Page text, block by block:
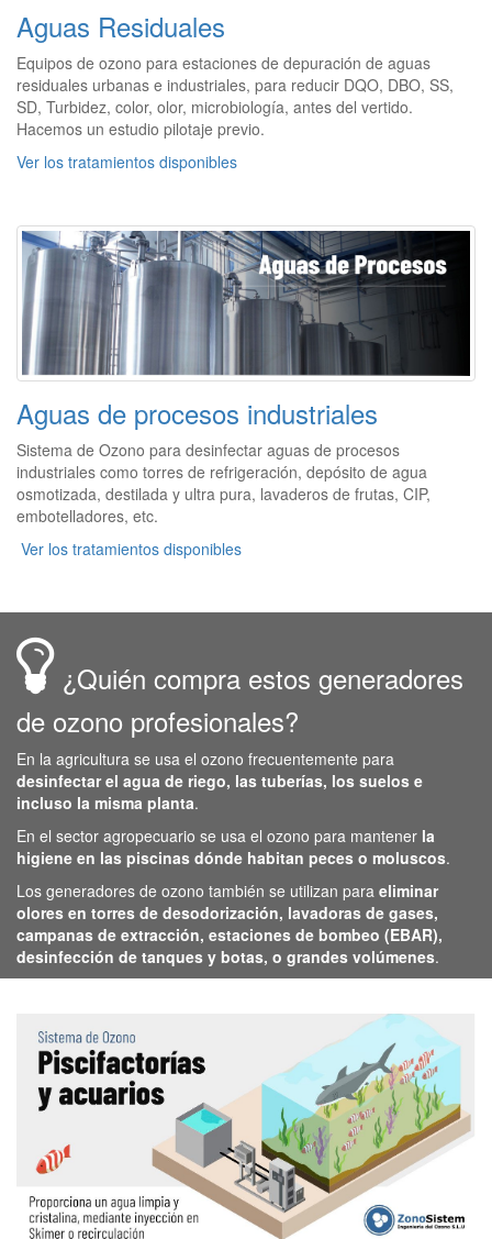
Aguas Residuales
Equipos de ozono para estaciones de depuración de aguas
residuales urbanas e industriales, para reducir DQO, DBO, SS,
SD, Turbidez, color, olor, microbiología, antes del vertido.
Hacemos un estudio pilotaje previo.
Ver los tratamientos disponibles
Aguas de procesos industriales
Sistema de Ozono para desinfectar aguas de procesos
industriales como torres de refrigeración, depósito de agua
osmotizada, destilada y ultra pura, lavaderos de frutas, CIP,
embotelladores, etc.
Ver los tratamientos disponibles
¿Quién compra estos generadores
de ozono profesionales?
En la agricultura se usa el ozono frecuentemente para
desinfectar el agua de riego, las tuberías, los suelos e
incluso la misma planta.
En el sector agropecuario se usa el ozono para mantener la
higiene en las piscinas dónde habitan peces o moluscos.
Los generadores de ozono también se utilizan para eliminar
olores en torres de desodorización, lavadoras de gases,
campanas de extracción, estaciones de bombeo (EBAR),
desinfección de tanques y botas, o grandes volúmenes.